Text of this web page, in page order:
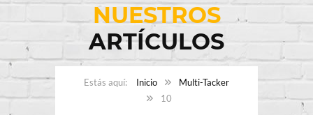
NUESTROS
ARTÍCULOS
Inicio
Multi-Tacker
10